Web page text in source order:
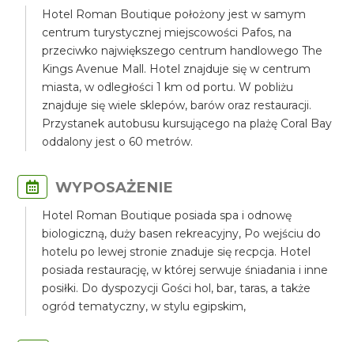
Hotel Roman Boutique położony jest w samym
centrum turystycznej miejscowości Pafos, na
przeciwko największego centrum handlowego The
Kings Avenue Mall. Hotel znajduje się w centrum
miasta, w odległości 1 km od portu. W pobliżu
znajduje się wiele sklepów, barów oraz restauracji.
Przystanek autobusu kursującego na plażę Coral Bay
oddalony jest o 60 metrów.
WYPOSAŻENIE
Hotel Roman Boutique posiada spa i odnowę
biologiczną, duży basen rekreacyjny, Po wejściu do
hotelu po lewej stronie znaduje się recpcja. Hotel
posiada restaurację, w której serwuje śniadania i inne
posiłki. Do dyspozycji Gości hol, bar, taras, a także
ogród tematyczny, w stylu egipskim,